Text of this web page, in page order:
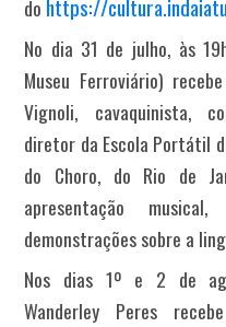
do https://
No dia 31 de julho, às
Museu Ferroviário)
Vignoli, cavaquinista,
diretor da Escola Portátil
do Choro, do Rio de
apresentação
demonstrações sobre a
Nos dias 1º e 2 de
Wanderley Peres